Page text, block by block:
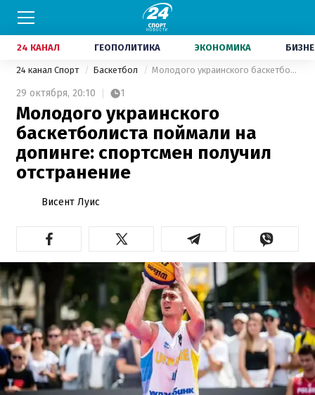
24 КАНАЛ ГЕОПОЛИТИКА ЭКОНОМИКА
24 канал Спорт Баскетбол Молодого украинского баскетболиста поймали на допинге: спортсмен получил отстранение
29 октября, 20:10 1
Молодого украинского
баскетболиста поймали на
допинге: спортсмен получил
отстранение
Висент Луис